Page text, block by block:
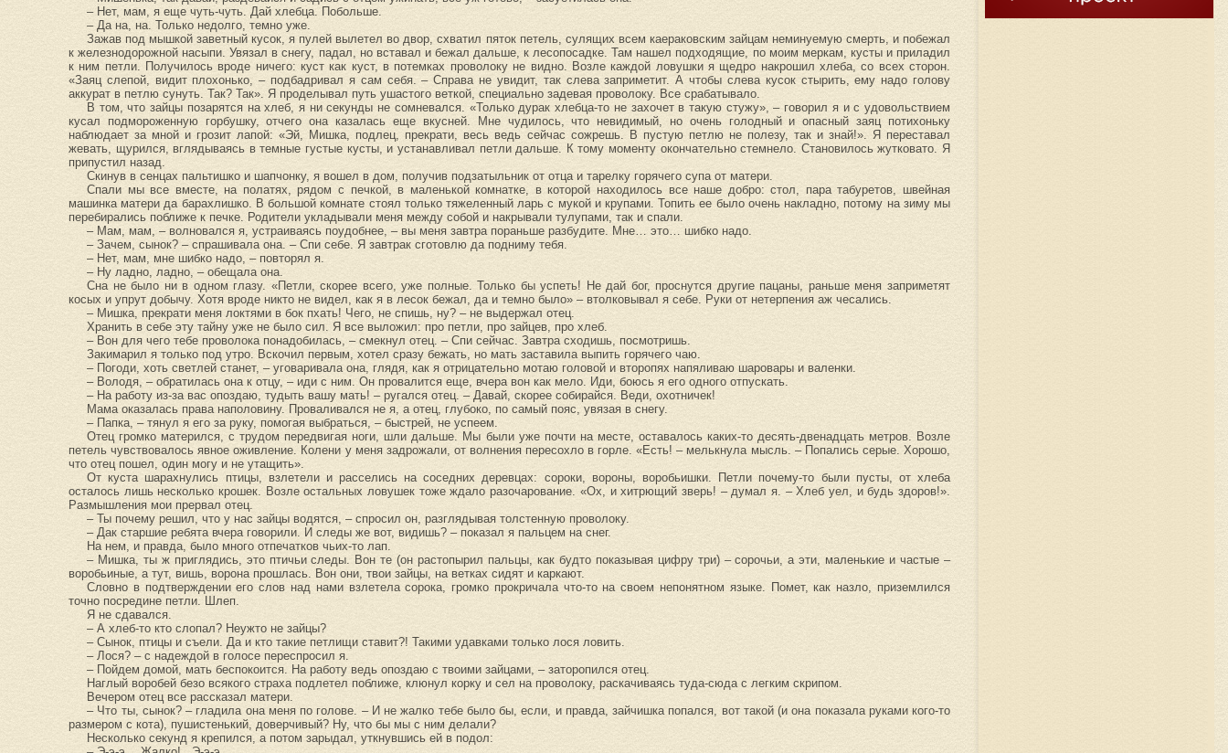
– Нет, мам, я еще чуть-чуть. Дай хлебца. Побольше.
– Да на, на. Только недолго, темно уже.
Зажав под мышкой заветный кусок, я пулей вылетел во двор, схватил пяток петель, сулящих всем каераковским зайцам неминуемую смерть, и побежал
к железнодорожной насыпи. Увязал в снегу, падал, но вставал и бежал дальше, к лесопосадке. Там нашел подходящие, по моим меркам, кусты и приладил
к ним петли. Получилось вроде ничего: куст как куст, в потемках проволоку не видно. Возле каждой ловушки я щедро накрошил хлеба, со всех сторон.
«Заяц слепой, видит плохонько, – подбадривал я сам себя. – Справа не увидит, так слева заприметит. А чтобы слева кусок стырить, ему надо голову
аккурат в петлю сунуть. Так? Так». Я проделывал путь ушастого веткой, специально задевая проволоку. Все срабатывало.
В том, что зайцы позарятся на хлеб, я ни секунды не сомневался. «Только дурак хлебца-то не захочет в такую стужу», – говорил я и с удовольствием
кусал подмороженную горбушку, отчего она казалась еще вкусней. Мне чудилось, что невидимый, но очень голодный и опасный заяц потихоньку
наблюдает за мной и грозит лапой: «Эй, Мишка, подлец, прекрати, весь ведь сейчас сожрешь. В пустую петлю не полезу, так и знай!». Я переставал
жевать, щурился, вглядываясь в темные густые кусты, и устанавливал петли дальше. К тому моменту окончательно стемнело. Становилось жутковато. Я
припустил назад.
Скинув в сенцах пальтишко и шапчонку, я вошел в дом, получив подзатыльник от отца и тарелку горячего супа от матери.
Спали мы все вместе, на полатях, рядом с печкой, в маленькой комнатке, в которой находилось все наше добро: стол, пара табуретов, швейная
машинка матери да барахлишко. В большой комнате стоял только тяжеленный ларь с мукой и крупами. Топить ее было очень накладно, потому на зиму мы
перебирались поближе к печке. Родители укладывали меня между собой и накрывали тулупами, так и спали.
– Мам, мам, – волновался я, устраиваясь поудобнее, – вы меня завтра пораньше разбудите. Мне… это… шибко надо.
– Зачем, сынок? – спрашивала она. – Спи себе. Я завтрак сготовлю да подниму тебя.
– Нет, мам, мне шибко надо, – повторял я.
– Ну ладно, ладно, – обещала она.
Сна не было ни в одном глазу. «Петли, скорее всего, уже полные. Только бы успеть! Не дай бог, проснутся другие пацаны, раньше меня заприметят
косых и упрут добычу. Хотя вроде никто не видел, как я в лесок бежал, да и темно было» – втолковывал я себе. Руки от нетерпения аж чесались.
– Мишка, прекрати меня локтями в бок пхать! Чего, не спишь, ну? – не выдержал отец.
Хранить в себе эту тайну уже не было сил. Я все выложил: про петли, про зайцев, про хлеб.
– Вон для чего тебе проволока понадобилась, – смекнул отец. – Спи сейчас. Завтра сходишь, посмотришь.
Закимарил я только под утро. Вскочил первым, хотел сразу бежать, но мать заставила выпить горячего чаю.
– Погоди, хоть светлей станет, – уговаривала она, глядя, как я отрицательно мотаю головой и второпях напяливаю шаровары и валенки.
– Володя, – обратилась она к отцу, – иди с ним. Он провалится еще, вчера вон как мело. Иди, боюсь я его одного отпускать.
– На работу из-за вас опоздаю, тудыть вашу мать! – ругался отец. – Давай, скорее собирайся. Веди, охотничек!
Мама оказалась права наполовину. Проваливался не я, а отец, глубоко, по самый пояс, увязая в снегу.
– Папка, – тянул я его за руку, помогая выбраться, – быстрей, не успеем.
Отец громко матерился, с трудом передвигая ноги, шли дальше. Мы были уже почти на месте, оставалось каких-то десять-двенадцать метров. Возле
петель чувствовалось явное оживление. Колени у меня задрожали, от волнения пересохло в горле. «Есть! – мелькнула мысль. – Попались серые. Хорошо,
что отец пошел, один могу и не утащить».
От куста шарахнулись птицы, взлетели и расселись на соседних деревцах: сороки, вороны, воробьишки. Петли почему-то были пусты, от хлеба
осталось лишь несколько крошек. Возле остальных ловушек тоже ждало разочарование. «Ох, и хитрющий зверь! – думал я. – Хлеб уел, и будь здоров!».
Размышления мои прервал отец.
– Ты почему решил, что у нас зайцы водятся, – спросил он, разглядывая толстенную проволоку.
– Дак старшие ребята вчера говорили. И следы же вот, видишь? – показал я пальцем на снег.
На нем, и правда, было много отпечатков чьих-то лап.
– Мишка, ты ж приглядись, это птичьи следы. Вон те (он растопырил пальцы, как будто показывая цифру три) – сорочьи, а эти, маленькие и частые –
воробьиные, а тут, вишь, ворона прошлась. Вон они, твои зайцы, на ветках сидят и каркают.
Словно в подтверждении его слов над нами взлетела сорока, громко прокричала что-то на своем непонятном языке. Помет, как назло, приземлился
точно посредине петли. Шлеп.
Я не сдавался.
– А хлеб-то кто слопал? Неужто не зайцы?
– Сынок, птицы и съели. Да и кто такие петлищи ставит?! Такими удавками только лося ловить.
– Лося? – с надеждой в голосе переспросил я.
– Пойдем домой, мать беспокоится. На работу ведь опоздаю с твоими зайцами, – заторопился отец.
Наглый воробей безо всякого страха подлетел поближе, клюнул корку и сел на проволоку, раскачиваясь туда-сюда с легким скрипом.
Вечером отец все рассказал матери.
– Что ты, сынок? – гладила она меня по голове. – И не жалко тебе было бы, если, и правда, зайчишка попался, вот такой (и она показала руками кого-то
размером с кота), пушистенький, доверчивый? Ну, что бы мы с ним делали?
Несколько секунд я крепился, а потом зарыдал, уткнувшись ей в подол: